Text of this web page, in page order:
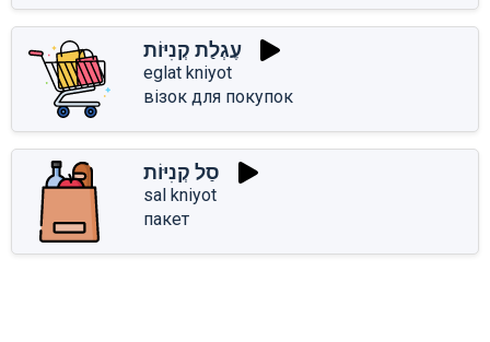
עֶגְלַת קְנִיּוֹת
eglat kniyot
візок для покупок
סַל קְנִיּוֹת
sal kniyot
пакет